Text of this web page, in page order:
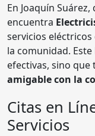
En Joaquín
encuentra
servicios eléctricos
la comunidad.
efectivas, sino
amigable con la
Citas en
Servicios